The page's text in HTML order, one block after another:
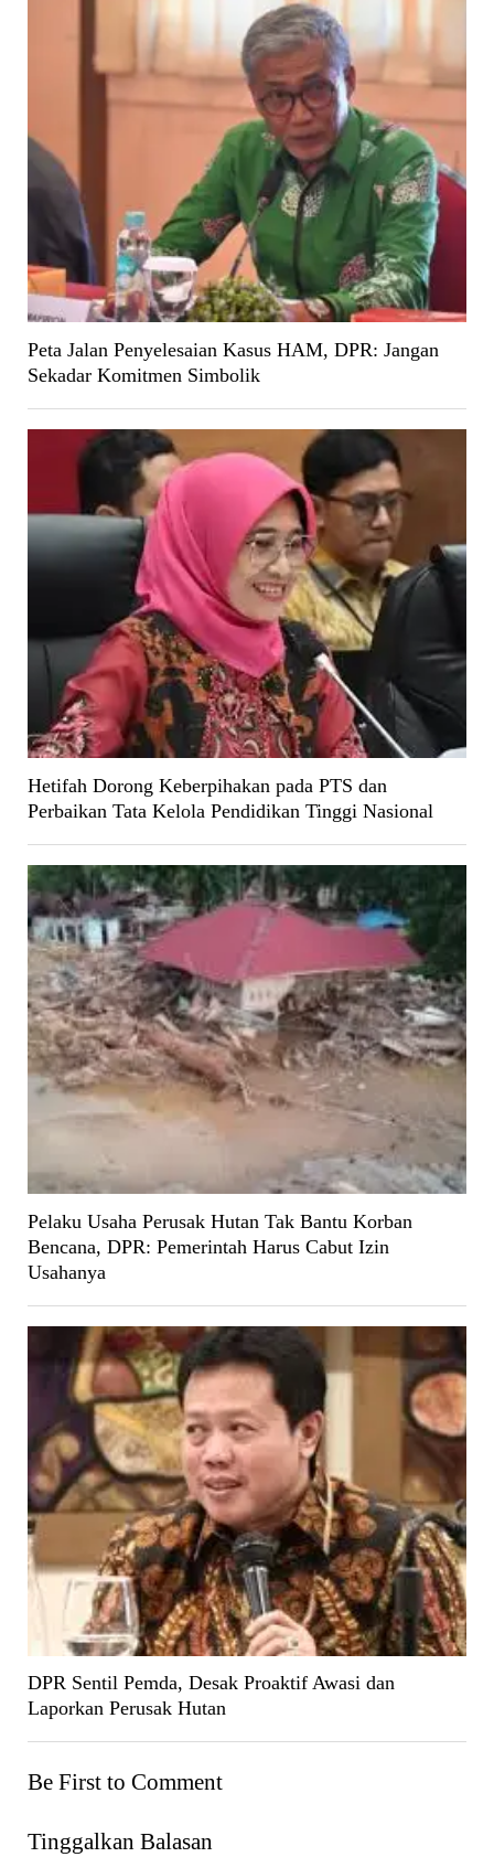
Peta Jalan Penyelesaian Kasus HAM, DPR: Jangan
Sekadar Komitmen Simbolik
Hetifah Dorong Keberpihakan pada PTS dan
Perbaikan Tata Kelola Pendidikan Tinggi Nasional
Pelaku Usaha Perusak Hutan Tak Bantu Korban
Bencana, DPR: Pemerintah Harus Cabut Izin
Usahanya
DPR Sentil Pemda, Desak Proaktif Awasi dan
Laporkan Perusak Hutan
Be First to Comment
Tinggalkan Balasan